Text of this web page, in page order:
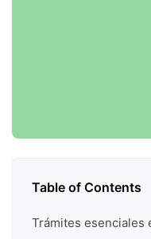
Table of Contents
Trámites esenciales